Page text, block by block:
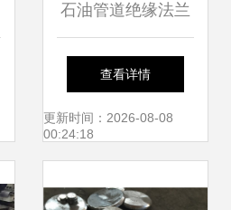
石油管道绝缘法兰
安装与使用注意事
项全解析
查看详情
更新时间：2026-08-08
00:24:18